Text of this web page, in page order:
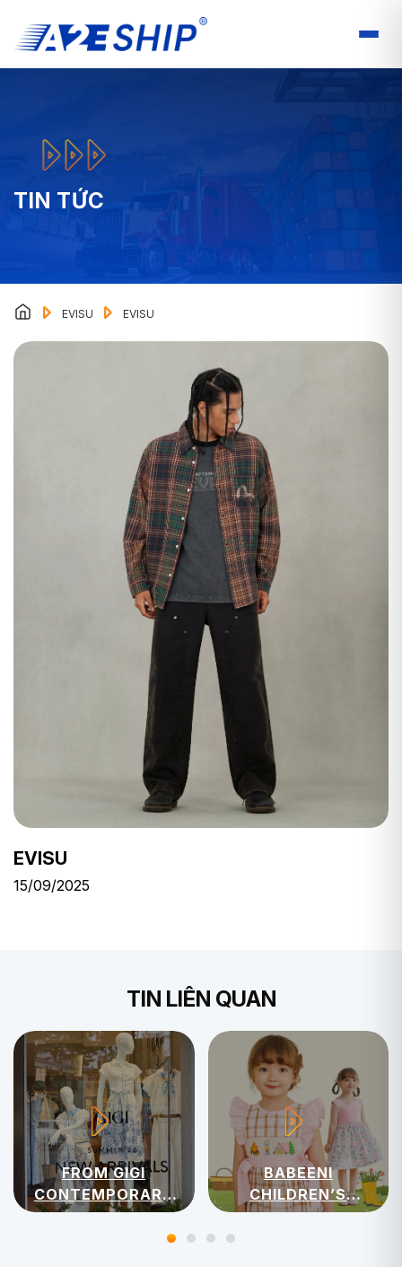
TIN TỨC
EVISU EVISU
EVISU
15/09/2025
TIN LIÊN QUAN
FROM GIGI
CONTEMPORARY
WOMENSWEAR
BABEENI
CHILDREN’S
APPAREL